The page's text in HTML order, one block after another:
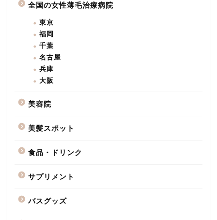
全国の女性薄毛治療病院
東京
福岡
千葉
名古屋
兵庫
大阪
美容院
美髪スポット
食品・ドリンク
サプリメント
バスグッズ